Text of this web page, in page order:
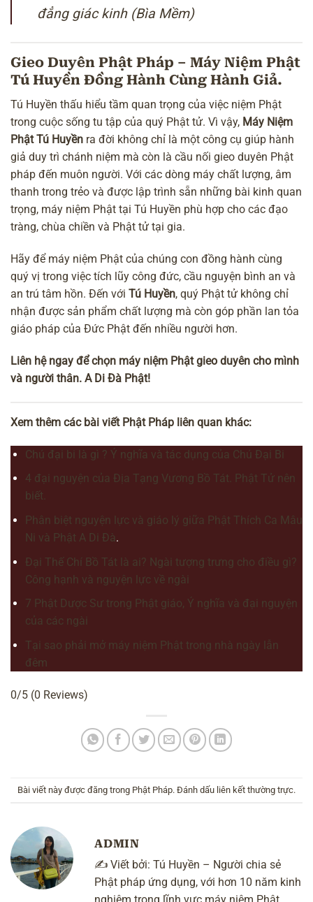
đẳng giác kinh (Bìa Mềm)
Gieo Duyên Phật Pháp – Máy Niệm Phật
Tú Huyền Đồng Hành Cùng Hành Giả.
Tú Huyền thấu hiểu tầm quan trọng của việc niệm Phật
trong cuộc sống tu tập của quý Phật tử. Vì vậy, Máy Niệm
Phật Tú Huyền ra đời không chỉ là một công cụ giúp hành
giả duy trì chánh niệm mà còn là cầu nối gieo duyên Phật
pháp đến muôn người. Với các dòng máy chất lượng, âm
thanh trong trẻo và được lập trình sẵn những bài kinh quan
trọng, máy niệm Phật tại Tú Huyền phù hợp cho các đạo
tràng, chùa chiền và Phật tử tại gia.
Hãy để máy niệm Phật của chúng con đồng hành cùng
quý vị trong việc tích lũy công đức, cầu nguyện bình an và
an trú tâm hồn. Đến với Tú Huyền, quý Phật tử không chỉ
nhận được sản phẩm chất lượng mà còn góp phần lan tỏa
giáo pháp của Đức Phật đến nhiều người hơn.
Liên hệ ngay để chọn máy niệm Phật gieo duyên cho mình
và người thân. A Di Đà Phật!
Xem thêm các bài viết Phật Pháp liên quan khác:
Chú đại bi là gì ? Ý nghĩa và tác dụng của Chú Đại Bi
4 đại nguyện của Địa Tạng Vương Bồ Tát. Phật Tử nên
biết.
Phân biệt nguyện lực và giáo lý giữa Phật Thích Ca Mâu
Ni và Phật A Di Đà.
Đại Thế Chí Bồ Tát là ai? Ngài tượng trưng cho điều gì?
Công hạnh và nguyện lực về ngài
7 Phật Dược Sư trong Phật giáo, Ý nghĩa và đại nguyện
của các ngài
Tại sao phải mở máy niệm Phật trong nhà ngày lẫn
đêm
0/5 (0 Reviews)
Bài viết này được đăng trong Phật Pháp. Đánh dấu liên kết thường trực.
ADMIN
✍️ Viết bởi: Tú Huyền – Người chia sẻ
Phật pháp ứng dụng, với hơn 10 năm kinh